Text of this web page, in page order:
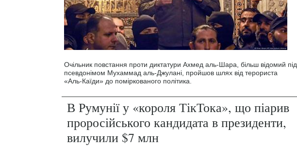
Очільник повстання проти диктатури Ахмед аль-Шара, більш відомий під
псевдонімом Мухаммад аль-Джулані, пройшов шлях від терориста
«Аль-Каїди» до поміркованого політика.
В Румунії у «короля ТікТока», що піарив
проросійського кандидата в президенти,
вилучили $7 млн